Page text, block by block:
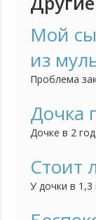
Мой
из
Проблема
как он
но мне
Дочка
Дочке в 2
как вариант
привычка
Стоит
У дочки в 1,3
сделать